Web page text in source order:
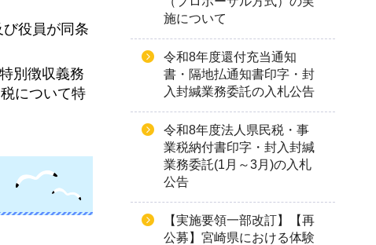
役員が同条
別徴収義務
について特
施について
令和8年度還付充当通知
書・隔地払通知書印字・封
入封緘業務委託の入札公告
令和8年度法人県民税・事
業税納付書印字・封入封緘
業務委託(1月～3月)の入札
公告
【実施要領一部改訂】【再
公募】宮崎県における体験